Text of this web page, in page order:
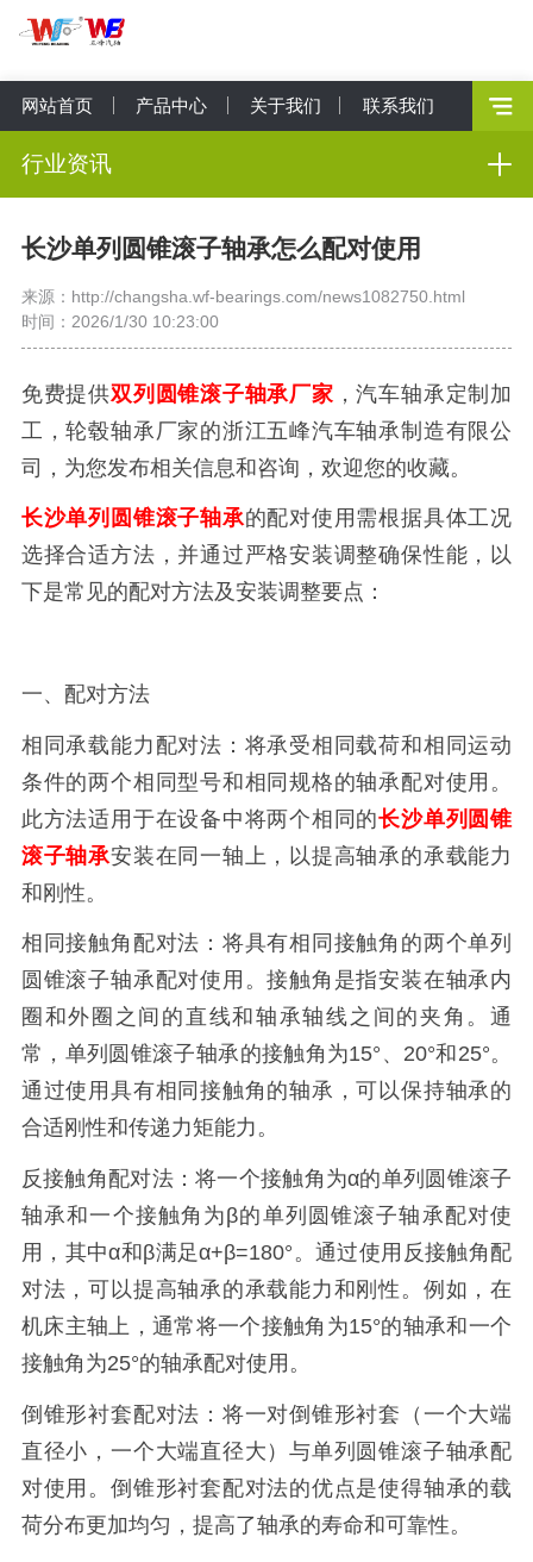
网站首页 产品中心 关于我们 联系我们
行业资讯
长沙单列圆锥滚子轴承怎么配对使用
来源：http://changsha.wf-bearings.com/news1082750.html
时间：2026/1/30 10:23:00
免费提供双列圆锥滚子轴承厂家 ，汽车轴承定制加
工，轮毂轴承厂家的浙江五峰汽车轴承制造有限公
司，为您发布相关信息和咨询，欢迎您的收藏。
长沙单列圆锥滚子轴承的配对使用需根据具体工况
选择合适方法，并通过严格安装调整确保性能，以
下是常见的配对方法及安装调整要点：
一、配对方法
相同承载能力配对法：将承受相同载荷和相同运动
条件的两个相同型号和相同规格的轴承配对使用。
此方法适用于在设备中将两个相同的长沙单列圆锥
滚子轴承安装在同一轴上，以提高轴承的承载能力
和刚性。
相同接触角配对法：将具有相同接触角的两个单列
圆锥滚子轴承配对使用。接触角是指安装在轴承内
圈和外圈之间的直线和轴承轴线之间的夹角。通
常，单列圆锥滚子轴承的接触角为15°、20°和25°。
通过使用具有相同接触角的轴承，可以保持轴承的
合适刚性和传递力矩能力。
反接触角配对法：将一个接触角为α的单列圆锥滚子
轴承和一个接触角为β的单列圆锥滚子轴承配对使
用，其中α和β满足α+β=180°。通过使用反接触角配
对法，可以提高轴承的承载能力和刚性。例如，在
机床主轴上，通常将一个接触角为15°的轴承和一个
接触角为25°的轴承配对使用。
倒锥形衬套配对法：将一对倒锥形衬套（一个大端
直径小，一个大端直径大）与单列圆锥滚子轴承配
对使用。倒锥形衬套配对法的优点是使得轴承的载
荷分布更加均匀，提高了轴承的寿命和可靠性。